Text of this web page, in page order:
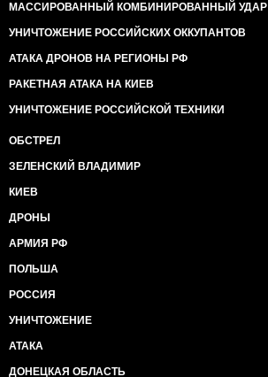
МАССИРОВАННЫЙ КОМБИНИРОВАННЫЙ УДАР
УНИЧТОЖЕНИЕ РОССИЙСКИХ ОККУПАНТОВ
АТАКА ДРОНОВ НА РЕГИОНЫ РФ
РАКЕТНАЯ АТАКА НА КИЕВ
УНИЧТОЖЕНИЕ РОССИЙСКОЙ ТЕХНИКИ
ОБСТРЕЛ
ЗЕЛЕНСКИЙ ВЛАДИМИР
КИЕВ
ДРОНЫ
АРМИЯ РФ
ПОЛЬША
РОССИЯ
УНИЧТОЖЕНИЕ
АТАКА
ДОНЕЦКАЯ ОБЛАСТЬ